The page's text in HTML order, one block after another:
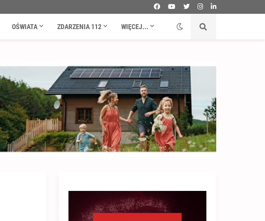
OŚWIATA ZDARZENIA 112 WIĘCEJ...